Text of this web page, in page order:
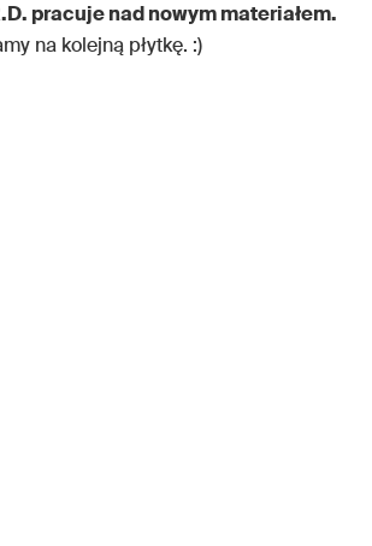
pracuje nad nowym materiałem.
na kolejną płytkę. :)